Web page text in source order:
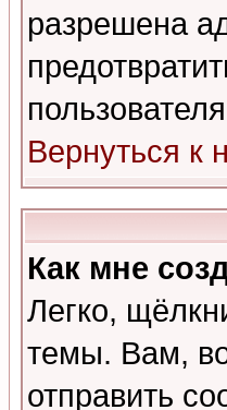
разрешена
Вернуться к
Как мне
Легко,
темы. Вам,
отправить